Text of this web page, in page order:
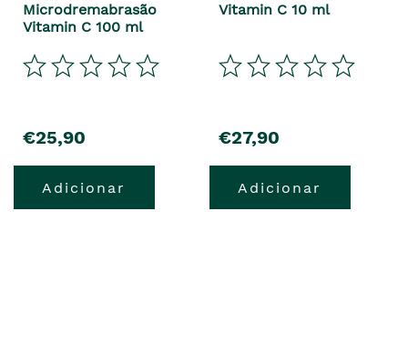
Microdremabrasão
Vitamin C 100 ml
precio
€25,90
Adicionar
Vitamin C 10 ml
precio
€27,90
Adicionar